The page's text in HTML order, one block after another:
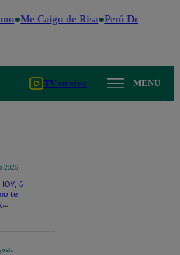
Me Caigo de Risa Perú Decide 2026
TV en vivo MENÚ
2026
6
te